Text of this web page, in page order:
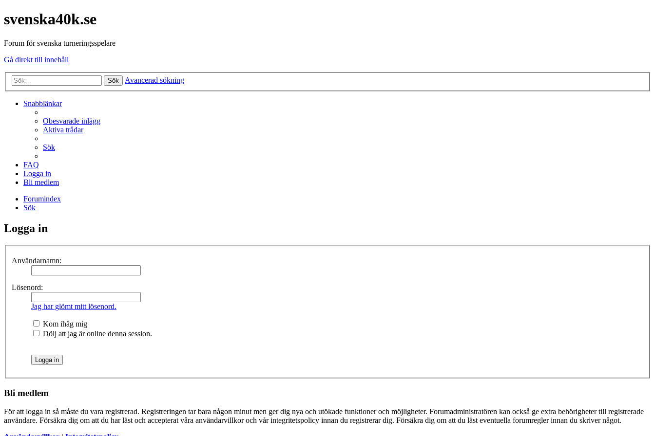
svenska40k.se
Forum för svenska turneringsspelare
Gå direkt till innehåll
Sök Avancerad sökning
Snabblänkar
Obesvarade inlägg
Aktiva trådar
Sök
FAQ
Logga in
Bli medlem
Forumindex
Sök
Logga in
Användarnamn:
Lösenord:
Jag har glömt mitt lösenord.
Kom ihåg mig
Dölj att jag är online denna session.
Bli medlem
För att logga in så måste du vara registrerad. Registreringen tar bara någon minut men ger dig nya och utökade funktioner och möjligheter. Forumadministratören kan också ge extra behörigheter till registrerade
användare. Försäkra dig om att du har läst och accepterat våra användarvillkor och vår integritetspolicy innan du registrerar dig. Försäkra dig om att du läst eventuella forumregler innan du skriver något.